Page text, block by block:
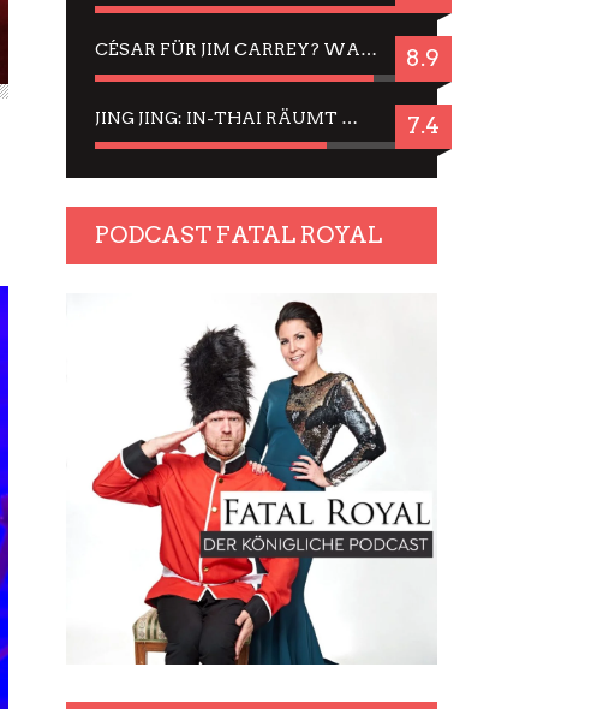
CÉSAR FÜR JIM CARREY? WARUM DAS EINER DER NERVIGSTEN ACTORS IST UND BLEIBT 8.9
JING JING: IN-THAI RÄUMT WIEDER TITEL AB – EIN ZWEI-STUNDEN-ERLEBNISBERICHT 7.4
PODCAST FATAL ROYAL